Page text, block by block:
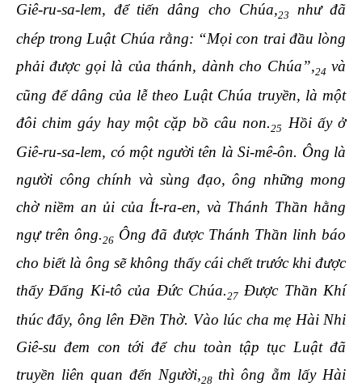
Giê-ru-sa-lem, để tiến dâng cho Chúa,23
như đã
chép trong Luật Chúa rằng: “Mọi con trai đầu lòng
phải được gọi là của thánh, dành cho Chúa”,24 và
cũng để dâng của lễ theo Luật Chúa truyền, là một
đôi chim gáy hay một cặp bồ câu non.25
Hồi ấy ở
Giê-ru-sa-lem, có một người tên là Si-mê-ôn. Ông là
người công chính và sùng đạo, ông những mong
chờ niềm an ủi của Ít-ra-en, và Thánh Thần hằng
ngự trên ông.26 Ông đã được Thánh Thần linh báo
cho biết là ông sẽ không thấy cái chết trước khi được
thấy Đấng Ki-tô của Đức Chúa.27Được Thần Khí
thúc đẩy, ông lên Đền Thờ. Vào lúc cha mẹ Hài Nhi
Giê-su đem con tới để chu toàn tập tục Luật đã
truyền liên quan đến Người,28thì ông ẵm lấy Hài